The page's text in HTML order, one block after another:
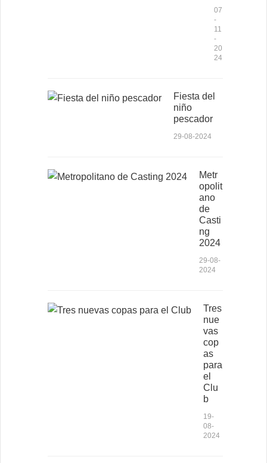
07
-
11
-
20
24
Fiesta del
niño
pescador
29-08-2024
Metr
opolit
ano
de
Casti
ng
2024
29-08-
2024
Tres
nue
vas
cop
as
para
el
Clu
b
19-
08-
2024